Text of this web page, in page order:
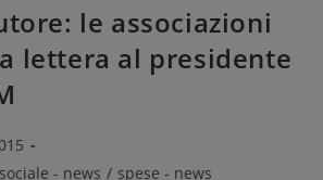
le associazioni
lettera al presidente
sociale - news / spese - news